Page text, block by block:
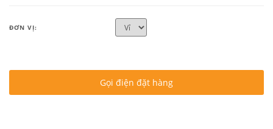
ĐƠN VỊ:
Gọi điện đặt hàng